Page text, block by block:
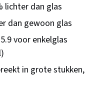
lichter dan glas
dan gewoon glas
voor enkelglas
in grote stukken,